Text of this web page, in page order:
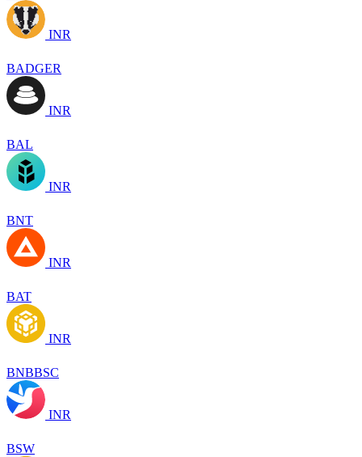
INR
BADGER
INR
BAL
INR
BNT
INR
BAT
INR
BNBBSC
INR
BSW